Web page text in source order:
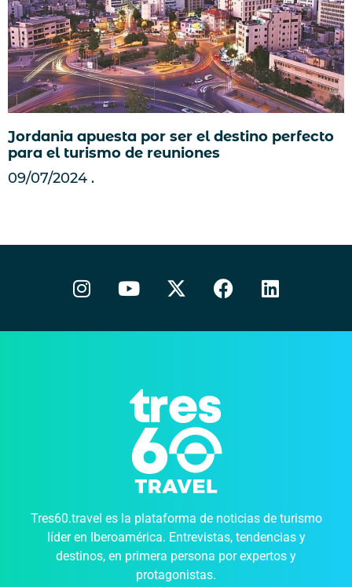
Jordania apuesta por ser el destino perfecto
para el turismo de reuniones
09/07/2024
Tres60.travel es la plataforma de noticias de turismo
líder en Iberoamérica. Entrevistas, tendencias y
destinos, en primera persona por expertos y
protagonistas.